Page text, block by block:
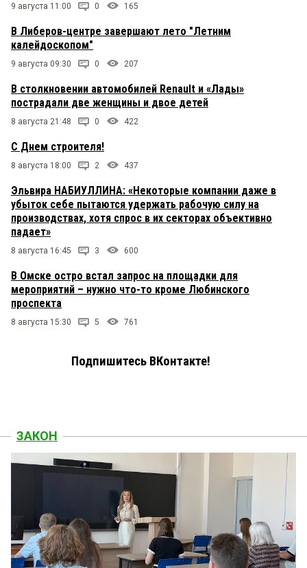
9 августа 11:00 0 165
В Либеров-центре завершают лето "Летним
калейдоскопом"
9 августа 09:30 0 207
В столкновении автомобилей Renault и «Лады»
пострадали две женщины и двое детей
8 августа 21:48 0 422
С Днем строителя!
8 августа 18:00 2 437
Эльвира НАБИУЛЛИНА: «Некоторые компании даже в
убыток себе пытаются удержать рабочую силу на
производствах, хотя спрос в их секторах объективно
падает»
8 августа 16:45 3 600
В Омске остро встал запрос на площадки для
мероприятий – нужно что-то кроме Любинского
проспекта
8 августа 15:30 5 761
Подпишитесь ВКонтакте!
ЗАКОН